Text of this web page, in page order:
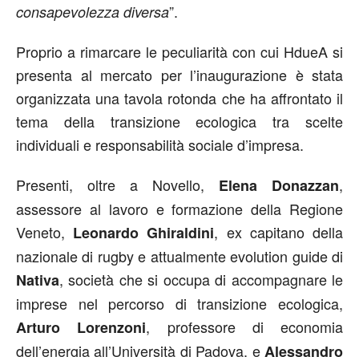
consapevolezza diversa”.
Proprio a rimarcare le peculiarità con cui HdueA si
presenta al mercato per l’inaugurazione è stata
organizzata una tavola rotonda che ha affrontato il
tema della transizione ecologica tra scelte
individuali e responsabilità sociale d’impresa.
Presenti, oltre a Novello, Elena Donazzan,
assessore al lavoro e formazione della Regione
Veneto, Leonardo Ghiraldini, ex capitano della
nazionale di rugby e attualmente evolution guide di
Nativa, società che si occupa di accompagnare le
imprese nel percorso di transizione ecologica,
Arturo Lorenzoni, professore di economia
dell’energia all’Università di Padova, eAlessandro